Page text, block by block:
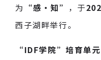
为 “感·知” ，于
西子湖畔举行。
“IDF学院”培育单元